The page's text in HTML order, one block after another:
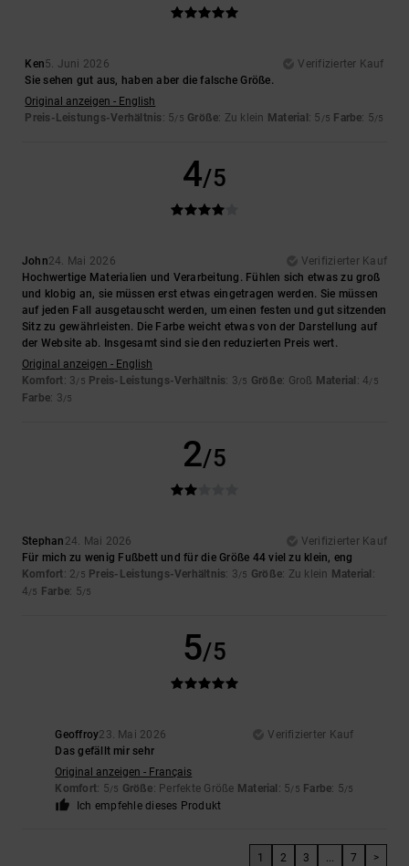
Ken5. Juni 2026
Verifizierter Kauf
Sie sehen gut aus, haben aber die falsche Größe.
Original anzeigen - English
Preis-Leistungs-Verhältnis: 5/5 Größe: Zu klein Material : 5 /5 Farbe: 5/5
4/5
John24. Mai 2026
Verifizierter Kauf
Hochwertige Materialien und Verarbeitung. Fühlen sich etwas zu groß
und klobig an, sie müssen erst etwas eingetragen werden. Sie müssen
auf jeden Fall ausgetauscht werden, um einen festen und gut sitzenden
Sitz zu gewährleisten. Die Farbe weicht etwas von der Darstellung auf
der Website ab. Insgesamt sind sie den reduzierten Preis wert.
Original anzeigen - English
Komfort: 3/5 Preis-Leistungs-Verhältnis: 3/5 Größe: Groß Material : 4/5
Farbe: 3/5
2/5
Stephan 24. Mai 2026
Verifizierter Kauf
Für mich zu wenig Fußbett und für die Größe 44 viel zu klein, eng
Komfort: 2/5 Preis-Leistungs-Verhältnis: 3/5 Größe: Zu klein Material :
4/5 Farbe: 5/5
5/5
Geoffroy23. Mai 2026
Verifizierter Kauf
Das gefällt mir sehr
Original anzeigen - Français
Komfort: 5/5 Größe: Perfekte Größe Material : 5/5 Farbe: 5/5
Ich empfehle dieses Produkt
1 2 3 ... 7 >